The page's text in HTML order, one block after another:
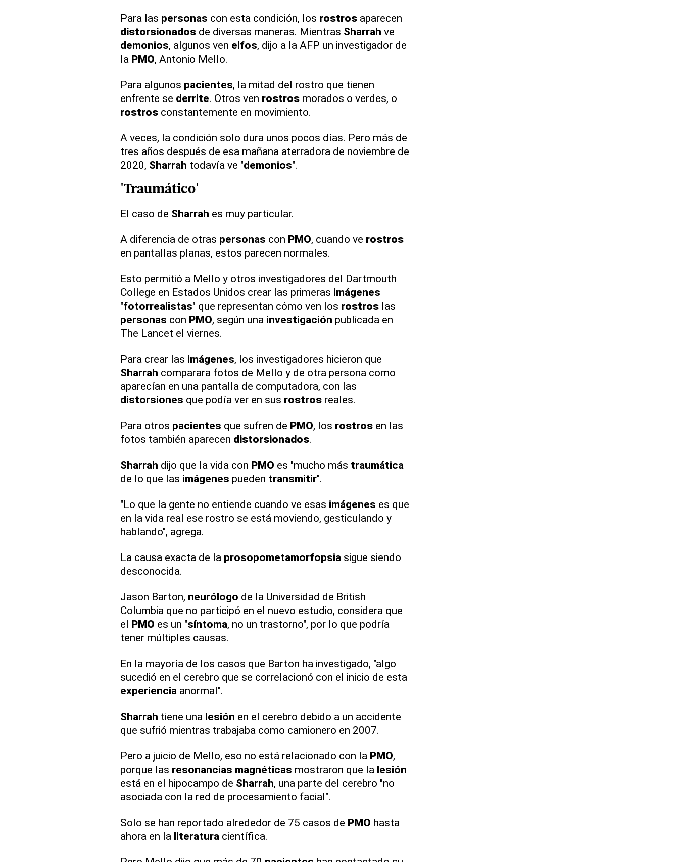
Para las personas con esta condición, los rostrosaparecen
distorsionadosde diversas maneras. Mientras Sharrah ve
demonios, algunos ven elfos, dijo a la AFP un investigador de
la PMO, Antonio Mello.
Para algunos pacientes, la mitad del rostro que tienen
enfrente se derrite. Otros ven rostrosmorados o verdes, o
rostrosconstantemente en movimiento.
A veces, la condición solo dura unos pocos días. Pero más de
tres años después de esa mañana aterradora de noviembre de
2020, Sharrah todavía ve "demonios".
'Traumático'
El caso de Sharrah es muy particular.
A diferencia de otras personas con PMO, cuando ve rostros
en pantallas planas, estos parecen normales.
Esto permitió a Mello y otros investigadores del Dartmouth
College en Estados Unidos crear las primeras imágenes
"fotorrealistas" que representan cómo ven los rostroslas
personas con PMO, según una investigación publicada en
The Lancet el viernes.
Para crear las imágenes, los investigadores hicieron que
Sharrah comparara fotos de Mello y de otra persona como
aparecían en una pantalla de computadora, con las
distorsiones que podía ver en sus rostrosreales.
Para otros pacientes que sufren de PMO, los rostrosen las
fotos también aparecen distorsionados.
Sharrah dijo que la vida con PMO es "mucho más traumática
de lo que las imágenes pueden transmitir".
"Lo que la gente no entiende cuando ve esas imágenes es que
en la vida real ese rostro se está moviendo, gesticulando y
hablando", agrega.
La causa exacta de la prosopometamorfopsia sigue siendo
desconocida.
Jason Barton, neurólogo de la Universidad de British
Columbia que no participó en el nuevo estudio, considera que
el PMO es un "síntoma, no un trastorno", por lo que podría
tener múltiples causas.
En la mayoría de los casos que Barton ha investigado, "algo
sucedió en el cerebro que se correlacionó con el inicio de esta
experiencia anormal".
Sharrah tiene una lesión en el cerebro debido a un accidente
que sufrió mientras trabajaba como camionero en 2007.
Pero a juicio de Mello, eso no está relacionado con la PMO,
porque las resonancias magnéticas mostraron que la lesión
está en el hipocampo de Sharrah, una parte del cerebro "no
asociada con la red de procesamiento facial".
Solo se han reportado alrededor de 75 casos de PMO hasta
ahora en la literatura científica.